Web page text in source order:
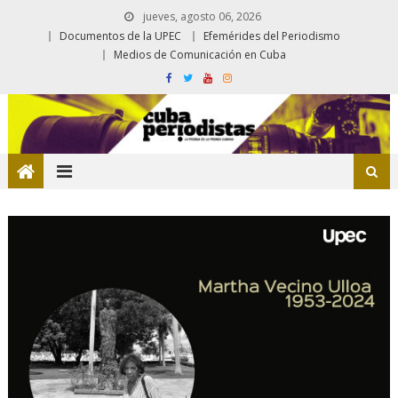
jueves, agosto 06, 2026
Documentos de la UPEC
Efemérides del Periodismo
Medios de Comunicación en Cuba